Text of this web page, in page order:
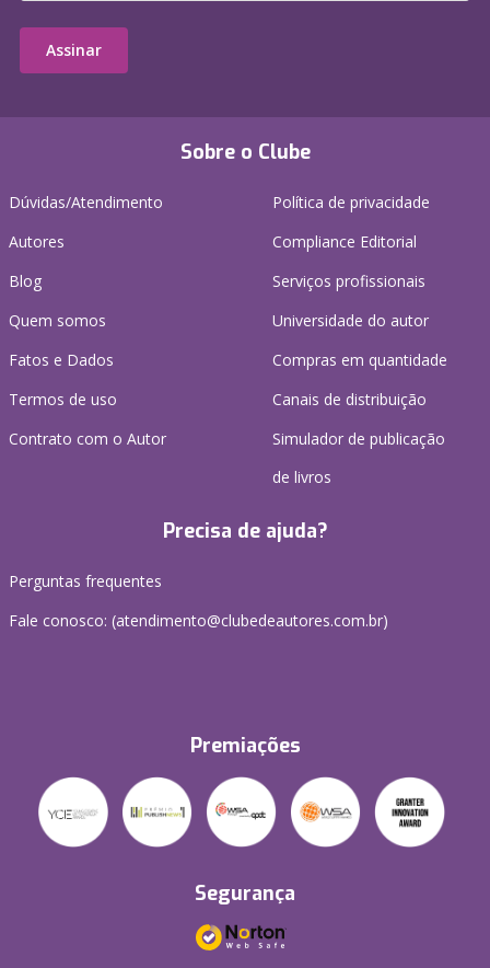
Sobre o Clube
Dúvidas/Atendimento
Autores
Blog
Quem somos
Fatos e Dados
Termos de uso
Contrato com o Autor
Política de privacidade
Compliance Editorial
Serviços profissionais
Universidade do autor
Compras em quantidade
Canais de distribuição
Simulador de publicação
de livros
Precisa de ajuda?
Perguntas frequentes
Fale conosco: (atendimento@clubedeautores.com.br)
Premiações
Segurança
Assinar